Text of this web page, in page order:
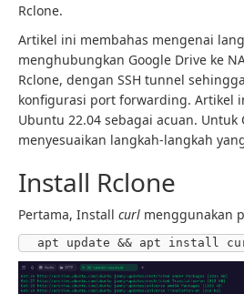
Rclone.
Artikel ini membahas mengenai
menghubungkan Google Drive ke
Rclone, dengan SSH tunnel
konfigurasi port forwarding. Artikel
Ubuntu 22.04 sebagai acuan. Untuk
menyesuaikan langkah-langkah
Install Rclone
Pertama, Install curl menggunakan
apt update && apt install